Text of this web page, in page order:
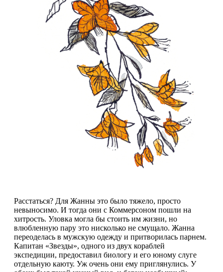
Расстаться? Для Жанны это было тяжело, просто
невыносимо. И тогда они с Коммерсоном пошли на
хитрость. Уловка могла бы стоить им жизни, но
влюбленную пару это нисколько не смущало. Жанна
переоделась в мужскую одежду и притворилась парнем.
Капитан «Звезды», одного из двух кораблей
экспедиции, предоставил биологу и его юному слуге
отдельную каюту. Уж очень они ему приглянулись. У